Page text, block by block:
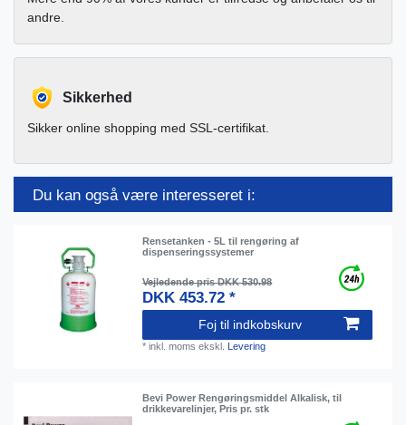
andre.
Sikkerhed
Sikker online shopping med SSL-certifikat.
Du kan også være interesseret i:
Rensetanken - 5L til rengøring af
dispenseringssystemer
Vejledende pris DKK 530.98
DKK 453.72 *
Foj til indkobskurv
*inkl. moms ekskl. Levering
Bevi Power Rengøringsmiddel Alkalisk, til
drikkevarelinjer, Pris pr. stk